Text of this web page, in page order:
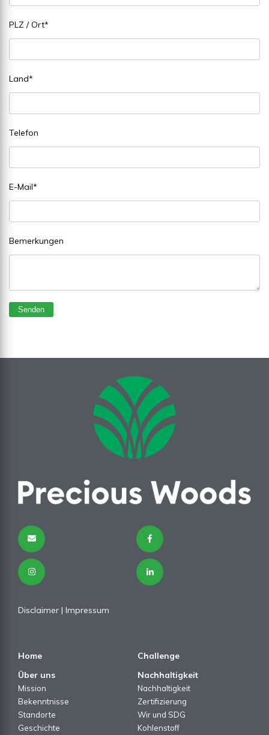
PLZ / Ort*
Land*
Telefon
E-Mail*
Bemerkungen
Senden
Disclaimer | Impressum
Home
Challenge
Über uns
Mission
Bekenntnisse
Standorte
Geschichte
Nachhaltigkeit
Nachhaltigkeit
Zertifizierung
Wir und SDG
Kohlenstoff